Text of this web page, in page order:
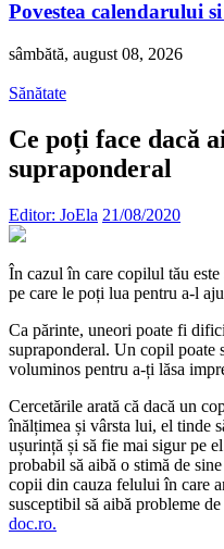
Povestea calendarului
sâmbătă, august 08, 2026
Sănătate
Ce poți face dacă
supraponderal
Editor: JoEla 21/08/2020
În cazul în care copilul tău
pe care le poți lua pentru a-l
Ca părinte, uneori poate fi
supraponderal. Un copil poate
voluminos pentru a-ți lăsa
Cercetările arată că dacă un
înălțimea și vârsta lui, el tinde
ușurință și să fie mai sigur pe
probabil să aibă o stimă de
copii din cauza felului în care
susceptibil să aibă probleme
doc.ro.